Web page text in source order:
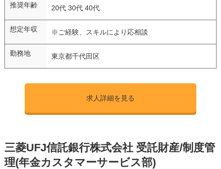
推奨年齢 20代 30代 40代
想定年収 ※ご経験、スキルにより応相談
勤務地 東京都千代田区
求人詳細を見る
三菱UFJ信託銀行株式会社 受託財産/制度管
理(年金カスタマーサービス部)